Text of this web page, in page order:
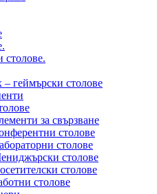
столове.
– геймърски столове
за свързване
столове
столове
столове
столове
столове